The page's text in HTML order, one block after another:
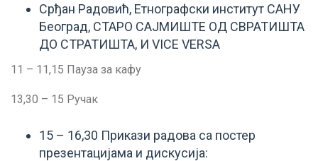
Срђан Радовић, Етнографски институт САНУ
Београд, СТАРО САЈМИШТЕ ОД СВРАТИШТА
ДО СТРАТИШТА, И VICE VERSA
11 – 11,15 Пауза за кафу
13,30 – 15 Ручак
15 – 16,30 Прикази радова са постер
презентацијама и дискусија: